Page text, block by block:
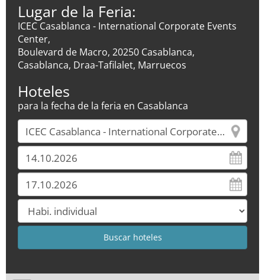
Lugar de la Feria:
ICEC Casablanca - International Corporate Events
Center,
Boulevard de Macro, 20250 Casablanca,
Casablanca, Draa-Tafilalet, Marruecos
Hoteles
para la fecha de la feria en Casablanca